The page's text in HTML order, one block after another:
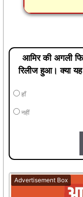
आमिर की अगली
रिलीज हुआ। क्या
हाँ
नहीं
Advertisement Box